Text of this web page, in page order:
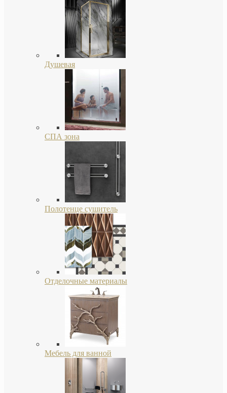
Душевая
СПА зона
Полотенце сушитель
Отделочные материалы
Мебель для ванной